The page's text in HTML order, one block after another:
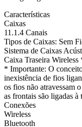
Características
Caixas
11.1.4 Canais
Tipos de Caixas: Sem
Sistema de Caixas
Caixa Traseira Wireless
* Importante: O
inexistência de fios
os fios não atravessam
as frontais são ligadas à
Conexões
Wireless
Bluetooth